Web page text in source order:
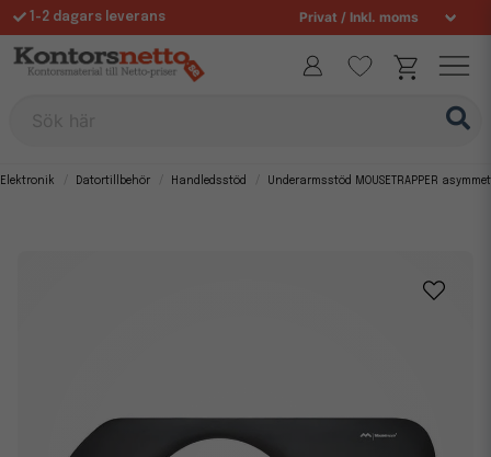
1-2 dagars leverans
Fri frakt över 995 kr
Elektronik Datortillbehör Handledsstöd Underarmsstöd MOUSETRAPPER